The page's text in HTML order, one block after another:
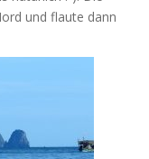
und flaute dann